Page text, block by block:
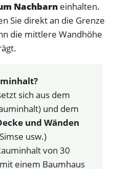
Nachbarn einhalten.
Sie direkt an die Grenze
die mittlere Wandhöhe
sich aus dem
und dem
und Wänden
usw.)
von 30
einem Baumhaus